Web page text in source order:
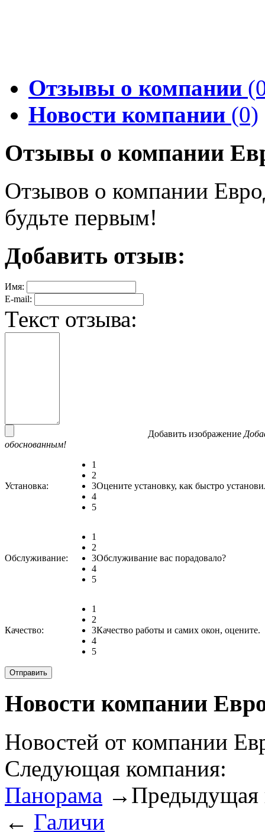
Отзывы о компании
Новости компании (0)
Отзывы о компании
Отзывов о компании
будьте первым!
Добавить отзыв:
Имя:
E-mail:
Текст отзыва:
Добавить изображение
обоснованным!
Установка:
1
2
3
4
5
Оцените установку, как быстро
Обслуживание:
1
2
3
4
5
Обслуживание вас порадовало?
Качество:
1
2
3
4
5
Качество работы и самих окон, оцените.
Новости компании
Новостей от компании
Следующая компания:
Панорама → Предыдущая
← Галичи